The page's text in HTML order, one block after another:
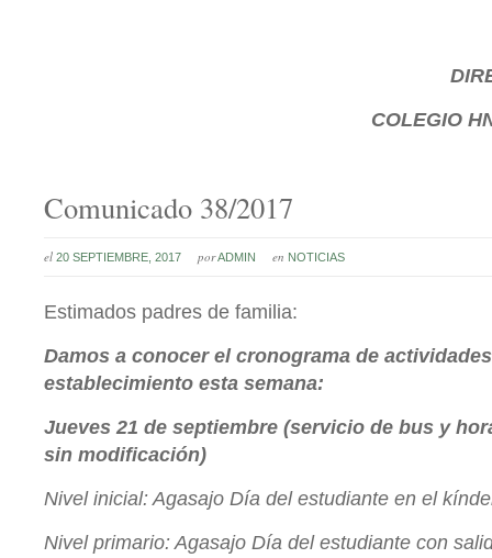
COLEGIO
Comunicado 38/2017
el 20 SEPTIEMBRE, 2017 porADMIN en NOTICIAS
Estimados padres de familia:
Damos a conocer el cronograma de
establecimiento esta semana:
Jueves 21 de septiembre (servicio de bus y
sin modificación)
Nivel inicial: Agasajo Día del estudiante en el
Nivel primario: Agasajo Día del estudiante con